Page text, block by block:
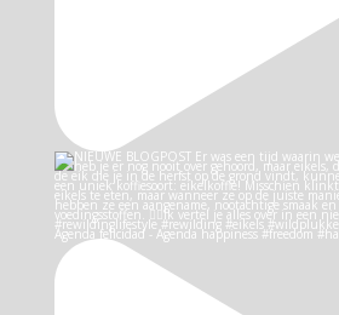
Agenda felicidad - Agenda happiness #freedom #ha